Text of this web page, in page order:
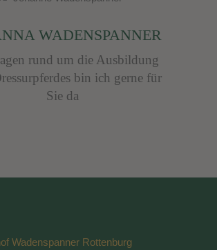
WADENSPANNER
rund um die Ausbildung
bin ich gerne für
Sie da